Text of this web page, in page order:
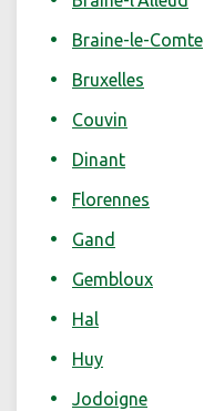
Braine-le-Comte
Bruxelles
Couvin
Dinant
Florennes
Gand
Gembloux
Hal
Huy
Jodoigne